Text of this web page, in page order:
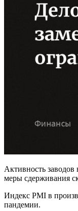
Активность
меры сдерживания
Индекс PMI в
пандемии.